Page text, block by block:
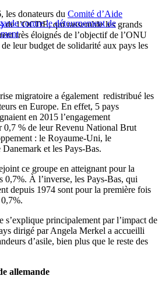
contre le détournement de
les donateurs du Comité d’Aide
de l’OCDE, qui rassemble les grands
très éloignés de l’objectif de l’ONU
leur budget de solidarité aux pays les
migratoire a également redistribué les
en Europe. En effet, 5 pays
en 2015 l’engagement
0,7 % de leur Revenu National Brut
: le Royaume-Uni, le
et les Pays-Bas.
ce groupe en atteignant pour la
0,7%. À l’inverse, les Pays-Bas, qui
depuis 1974 sont pour la première fois
0,7%.
s’explique principalement par l’impact de
dirigé par Angela Merkel a accueilli
d’asile, bien plus que le reste des
allemande